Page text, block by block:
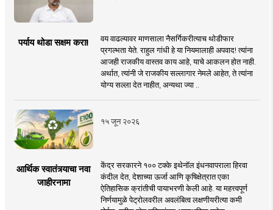
पर्याय थोडा सक्षम करा!
वय वाढल्यावर माणसाला नैसर्गिकरीत्याच थोडीफार
प्रगल्भता येते. राहुल गांधी हे या नियमालाही अपवाद! त्यांना
आजही राजकीय वास्तव काय आहे, याचे आकलन होत नाही.
अर्थात, त्यांनी जे राजकीय सल्लागार नेमले आहेत, ते त्यांना
योग्य सल्ला देत नाहीत, अन्यथा ज्या ..
१५ जून २०२६
आर्थिक स्वातंत्र्याचा नवा
जाहीरनामा
केंद्र सरकारने १०० टक्के इथेनॉल इंधनवापराला हिरवा
कंदील देत, देशाच्या ऊर्जा आणि कृषिक्षेत्रात एका
ऐतिहासिक क्रांतीची पायाभरणी केली आहे. या महत्त्वपूर्ण
निर्णयामुळे पेट्रोलवरील अवलंबित्व लक्षणीयरीत्या कमी